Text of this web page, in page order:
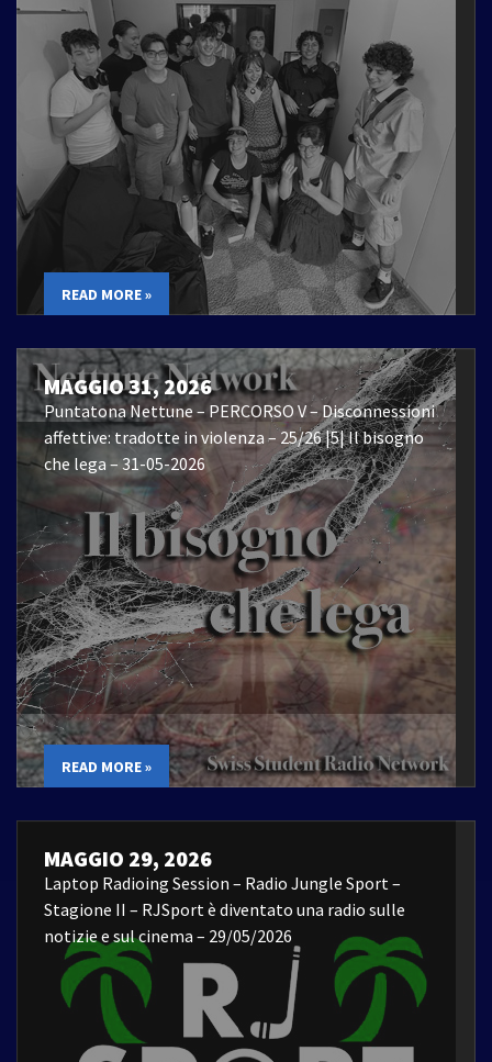
READ MORE »
MAGGIO 31, 2026
Puntatona Nettune – PERCORSO V – Disconnessioni
affettive: tradotte in violenza – 25/26 |5| Il bisogno
che lega – 31-05-2026
READ MORE »
MAGGIO 29, 2026
Laptop Radioing Session – Radio Jungle Sport –
Stagione II – RJSport è diventato una radio sulle
notizie e sul cinema – 29/05/2026